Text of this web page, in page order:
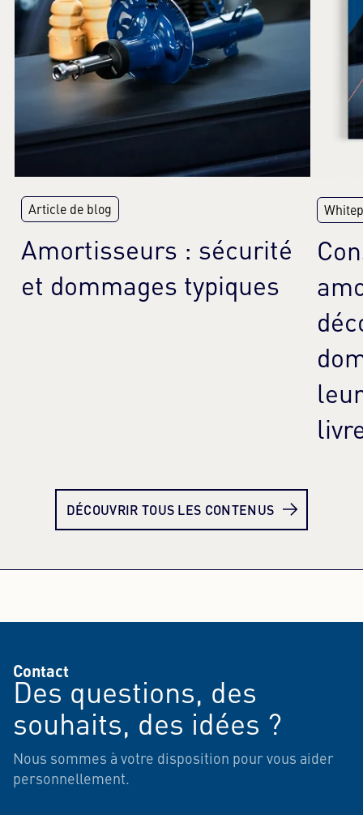
Article de blog
Amortisseurs : sécurité
et dommages typiques
DÉCOUVRIR TOUS LES CONTENUS
Contact
Des questions, des
souhaits, des idées ?
Nous sommes à votre disposition pour vous aider
personnellement.